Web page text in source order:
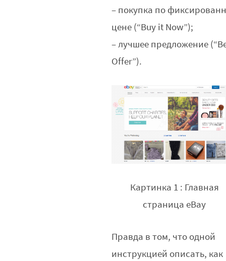
– покупка по
цене (“Buy it Now”);
– лучшее предложение
Offer”).
Картинка 1 : Главная
страница eBay
Правда в том, что одной
инструкцией описать, как